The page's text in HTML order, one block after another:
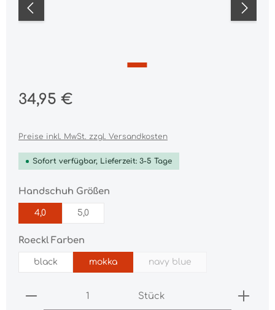
Regulärer Preis:
34,95 €
Preise inkl. MwSt. zzgl. Versandkosten
Sofort verfügbar, Lieferzeit: 3-5 Tage
Handschuh Größen
4,0 5,0
Roeckl Farben
black mokka navy blue
Produkt Anzahl: Gib den gewünschten
Stück